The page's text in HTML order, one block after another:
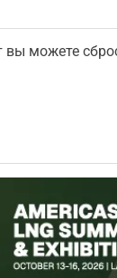
вы можете